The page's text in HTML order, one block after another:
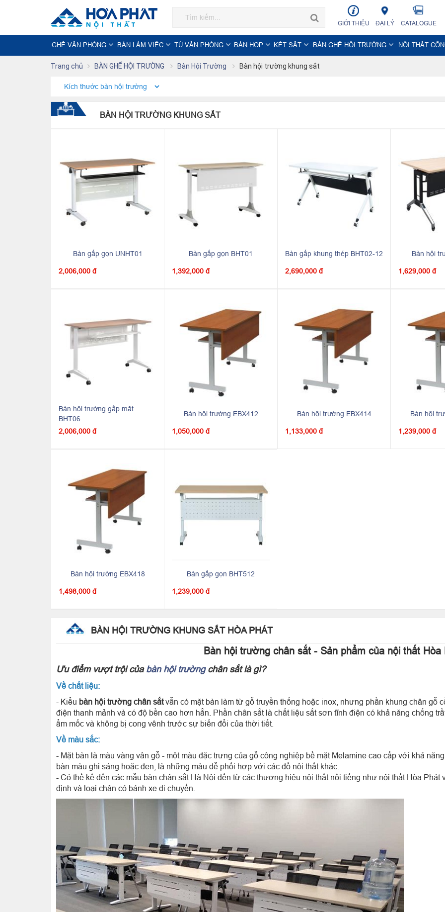
GIỚI THIỆU ĐẠI LÝ CATALOGUE
GHẾ VĂN PHÒNG BÀN LÀM VIỆC TỦ VĂN PHÒNG BÀN HỌP KÉT SẮT BÀN GHẾ HỘI TRƯỜNG NỘI THẤT
Trang chủ BÀN GHẾ HỘI TRƯỜNG Bàn Hội Trường Bàn hội trường khung sắt
BÀN HỘI TRƯỜNG KHUNG SẮT
Bàn gấp gọn UNHT01
2,006,000 đ
Bàn gấp gọn BHT01
1,392,000 đ
Bàn gấp khung thép BHT02-12
2,690,000 đ
Bàn hội
1,629,000 đ
Bàn hội trường gấp mặt
BHT06
2,006,000 đ
Bàn hội trường EBX412
1,050,000 đ
Bàn hội trường EBX414
1,133,000 đ
Bàn hội
1,239,000 đ
Bàn hội trường EBX418
1,498,000 đ
Bàn gấp gọn BHT512
1,239,000 đ
BÀN HỘI TRƯỜNG KHUNG SẮT HÒA PHÁT
Bàn hội trường chân sắt - Sản phẩm của nội thất Hòa
Ưu điểm vượt trội củabàn hội trườngchân sắt là gì?
Về chất liệu:
- Kiểu bàn hội trường chân sắtvẫn có mặt bàn làm từ gỗ truyền thống hoặc inox, nhưng phần khung chân gỗ
điện thanh mảnh và có độ bền cao hơn hẳn. Phần chân sắt là chất liệu sắt sơn tĩnh điện có khả năng chống
ẩm mốc và không bị cong vênh trước sự biến đổi của thời tiết.
Về màu sắc:
- Mặt bàn là màu vàng vân gỗ - một màu đặc trưng của gỗ công nghiệp bề mặt Melamine cao cấp với khả
bàn màu ghi sáng hoặc đen, là những màu dễ phối hợp với các đồ nội thất khác.
- Có thể kể đến các mẫu bàn chân sắt Hà Nội đến từ các thương hiệu nội thất nổi tiếng như nội thất Hòa
định và loại chân có bánh xe di chuyển.